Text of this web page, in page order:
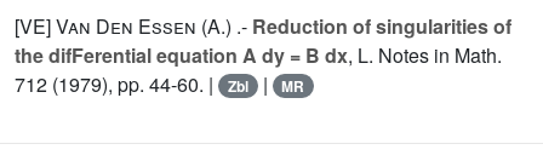
[VE]Van Den Essen (A.) .- Reduction of singularities of
the difFerential equation A dy = B dx, L. Notes in Math.
712 (1979), pp. 44-60. | Zbl | MR